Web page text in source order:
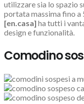
utilizzare sia lo spazio
portata massima fino a
[en.casa] ha tutti i
design e funzionalità.
Comodino